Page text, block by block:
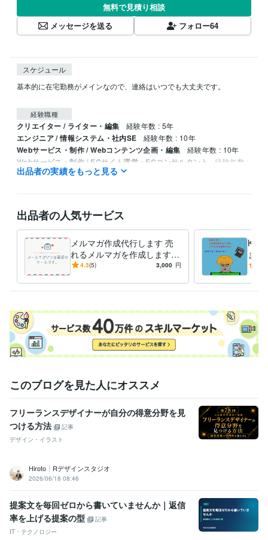
無料で見積り相談
メッセージを送る
フォロー64
スケジュール
基本的に在宅勤務がメインなので、連絡はいつでも大丈夫です。
経験職種
クリエイター / ライター・編集 経験年数 : 5年
エンジニア / 情報システム・社内SE 経験年数 : 10年
Webサービス・制作 / Webコンテンツ企画・編集 経験年数 : 10年
Webサービス・制作 / ECサイト運営・ECコンサルタント
経験年数 :
3年
受賞歴
スタートアップの企業の専属ライターになる
の専属ライターになる ココナラで受注数が100件に到達（マニュアル
製作含む）
ネットショップの専属ライターになる
スタートアップ企
業の専属SEOライターになる
得意分野
ライティング・翻訳 商品紹介
出品者の実績をもっと見る
出品者の人気サービス
メルマガ作成代行します 売
れるメルマガを作成します。
丁寧に製作します。
4.3(5) 3,000 円
ます
伸ば
このブログを見た人にオススメ
フリーランスデザイナーが自分の得意分野を見
つける方法
記事
デザイン・イラスト
Hiroto┊Rデザインスタジオ
2026/06/18 08:46
提案文を毎回ゼロから書いていませんか｜返信
率を上げる提案の型
記事
IT・テクノロジー